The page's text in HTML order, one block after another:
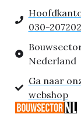
030-
Nederland
Ga naar
webshop